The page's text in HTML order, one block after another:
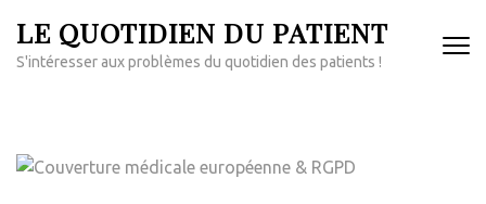
au
contenu
LE QUOTIDIEN DU PATIENT
S'intéresser aux problèmes du quotidien des patients !